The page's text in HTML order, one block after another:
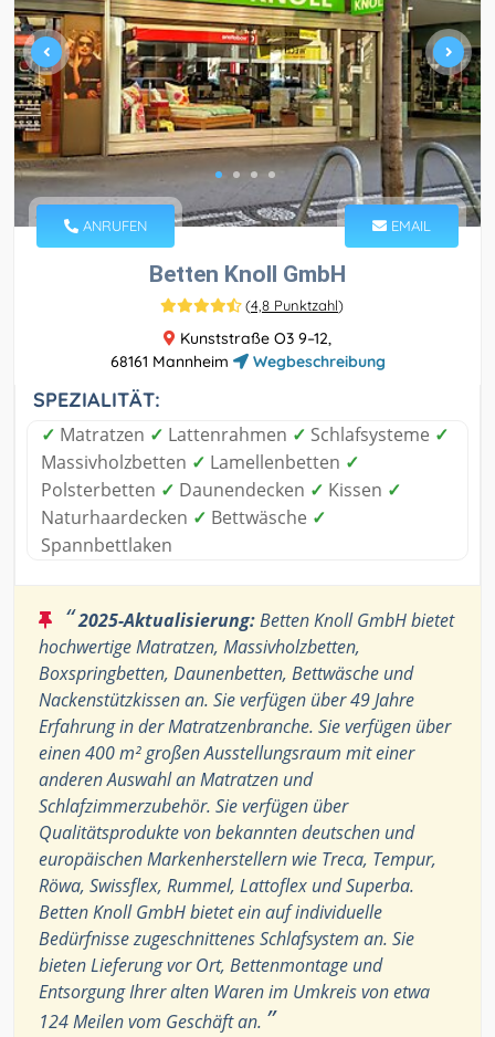
ANRUFEN EMAIL
Betten Knoll GmbH
(4,8 Punktzahl)
Kunststraße O3 9–12,
68161 Mannheim
Wegbeschreibung
SPEZIALITÄT:
✓ Matratzen ✓ Lattenrahmen ✓ Schlafsysteme ✓
Massivholzbetten ✓ Lamellenbetten ✓
Polsterbetten ✓ Daunendecken ✓ Kissen ✓
Naturhaardecken ✓ Bettwäsche ✓
Spannbettlaken
“2025-Aktualisierung:Betten Knoll GmbH bietet
hochwertige Matratzen, Massivholzbetten,
Boxspringbetten, Daunenbetten, Bettwäsche und
Nackenstützkissen an. Sie verfügen über 49 Jahre
Erfahrung in der Matratzenbranche. Sie verfügen über
einen 400 m² großen Ausstellungsraum mit einer
anderen Auswahl an Matratzen und
Schlafzimmerzubehör. Sie verfügen über
Qualitätsprodukte von bekannten deutschen und
europäischen Markenherstellern wie Treca, Tempur,
Röwa, Swissflex, Rummel, Lattoflex und Superba.
Betten Knoll GmbH bietet ein auf individuelle
Bedürfnisse zugeschnittenes Schlafsystem an. Sie
bieten Lieferung vor Ort, Bettenmontage und
Entsorgung Ihrer alten Waren im Umkreis von etwa
124 Meilen vom Geschäft an. ”